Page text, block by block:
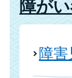
障が
障